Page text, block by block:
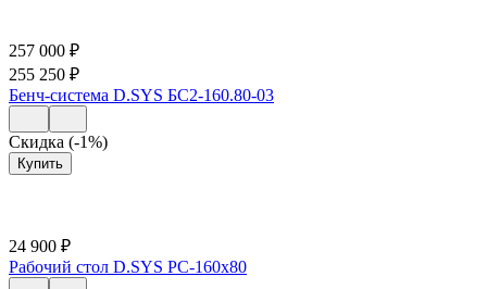
257 000 ₽
255 250 ₽
Бенч-система D.SYS БС2-160.80-03
Скидка (-1%)
Купить
24 900 ₽
Рабочий стол D.SYS РС-160х80